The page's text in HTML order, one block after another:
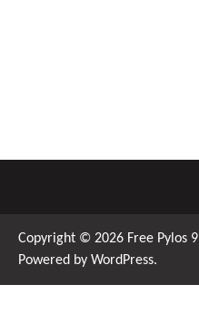
Copyright © 2026 Free Pylos 9
Powered by WordPress.